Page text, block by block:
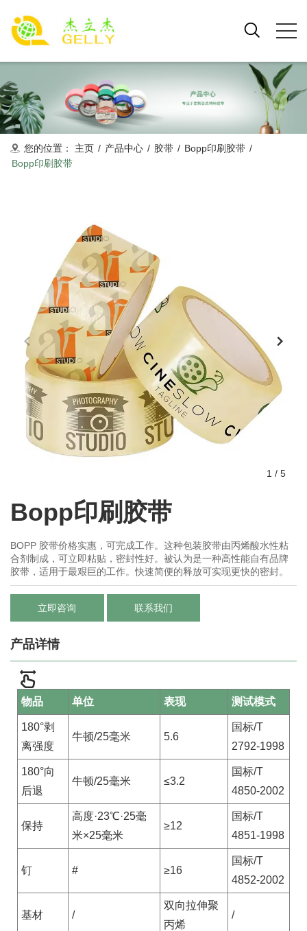
您的位置： 主页 / 产品中心 / 胶带 / Bopp印刷胶带 /
Bopp印刷胶带
Bopp印刷胶带
BOPP 胶带价格实惠，可完成工作。这种包装胶带由丙烯酸水性粘
合剂制成，可立即粘贴，密封性好。被认为是一种高性能自有品牌
胶带，适用于最艰巨的工作。快速简便的释放可实现更快的密封。
立即咨询 联系我们
1 / 5
产品详情
物品 单位 表现 测试模式
180°剥
离强度
牛顿/25毫米 5.6
国标/T
2792-1998
180°向
后退
牛顿/25毫米 ≤3.2
国标/T
4850-2002
保持
高度·23℃·25毫
米×25毫米
≥12
国标/T
4851-1998
钉 # ≥16
国标/T
4852-2002
基材 /
双向拉伸聚
丙烯
/